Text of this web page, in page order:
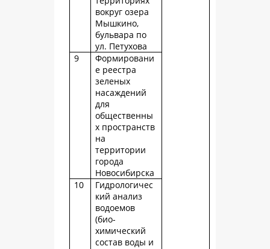
вокруг озера
Мышкино,
бульвара по
ул. Петухова
9
Формировани
е реестра
зеленых
насаждений
для
общественны
х пространств
на
территории
города
Новосибирска
10
Гидрологичес
кий анализ
водоемов
(био-
химический
состав воды и